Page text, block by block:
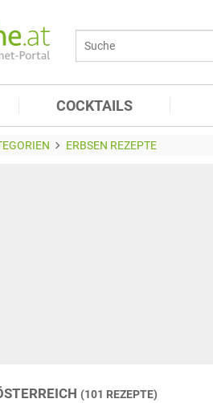
COCKTAILS
ERBSEN REZEPTE
(101 REZEPTE)